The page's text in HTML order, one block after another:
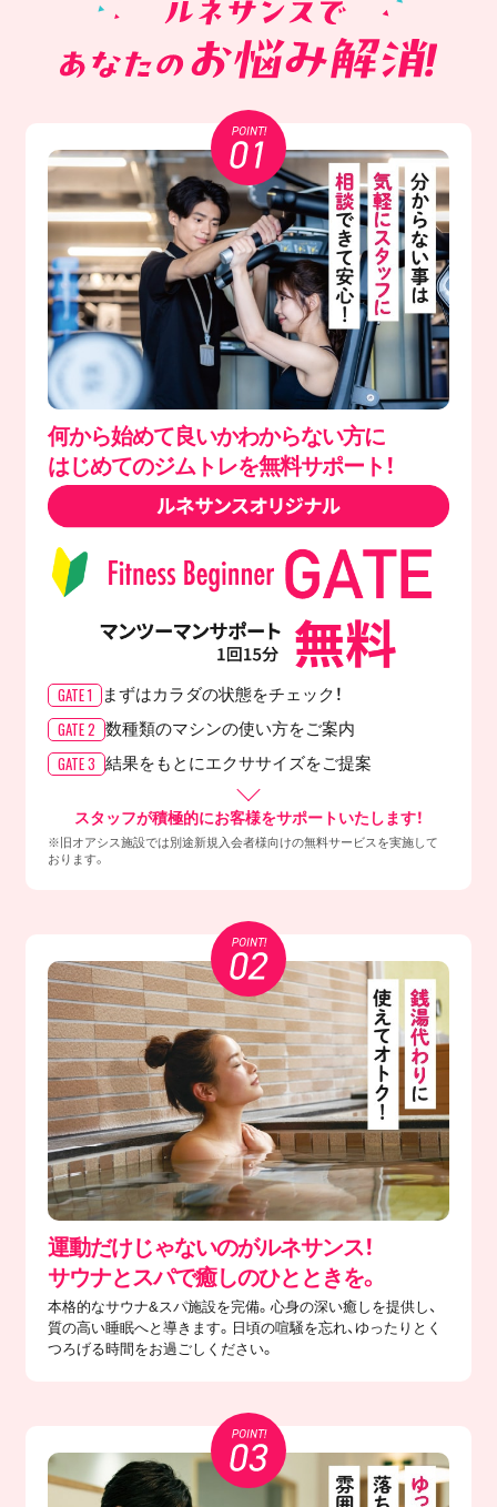
何から始めて良いかわからない方に
はじめてのジムトレを無料サポート！
GATE 1 まずはカラダの状態をチェック！
GATE 2 数種類のマシンの使い方をご案内
GATE 3 結果をもとにエクササイズをご提案
スタッフが積極的にお客様をサポートいたします！
※旧オアシス施設では別途新規入会者様向けの無料サービスを実施して
おります。
運動だけじゃないのがルネサンス！
サウナとスパで癒しのひとときを。
本格的なサウナ&スパ施設を完備。心身の深い癒しを提供し、
質の高い睡眠へと導きます。日頃の喧騒を忘れ、ゆったりとく
つろげる時間をお過ごしください。